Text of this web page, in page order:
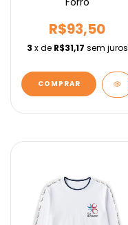
R$93,50
3 x de R$31,17 sem juros
COMPRAR